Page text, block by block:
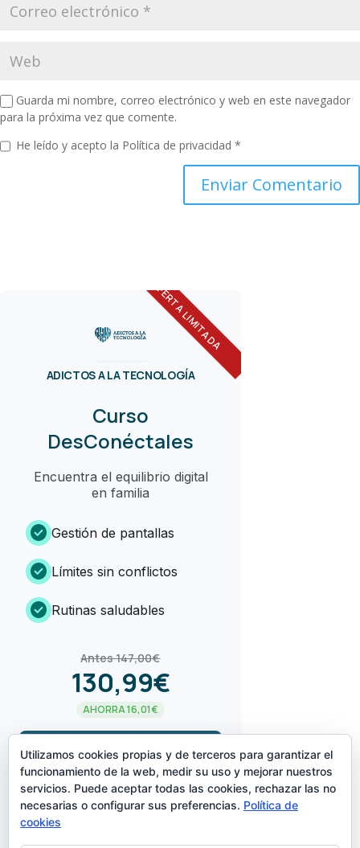
Guarda mi nombre, correo electrónico y web en este navegador
para la próxima vez que comente.
He leído y acepto la Política de privacidad *
OFERTA LIMITADA
ADICTOS A LA TECNOLOGÍA
Curso
DesConéctales
Encuentra el equilibrio digital
en familia
check_circle Gestión de pantallas
check_circle Límites sin conflictos
check_circle Rutinas saludables
Antes 147,00€
130,99€
AHORRA 16,01€
¡LO QUIERO!arrow_forward
CREADO POR
Utilizamos cookies propias y de terceros para garantizar el
funcionamiento de la web, medir su uso y mejorar nuestros
servicios. Puede aceptar todas las cookies, rechazar las no
necesarias o configurar sus preferencias. Política de
cookies